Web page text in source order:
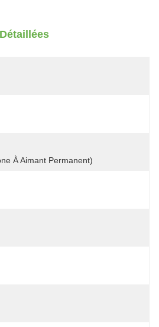
À Aimant Permanent)